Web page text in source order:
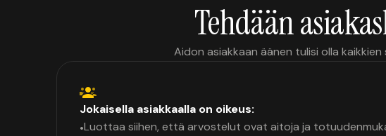
Tehdään
Aidon asiakkaan äänen tulisi olla
Jokaisella asiakkaalla on oikeus:
•Luottaa siihen, että arvostelut ovat aitoja ja